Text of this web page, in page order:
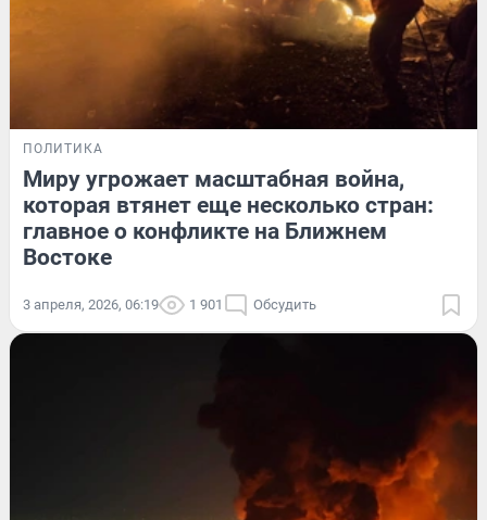
ПОЛИТИКА
Миру угрожает масштабная война,
которая втянет еще несколько стран:
главное о конфликте на Ближнем
Востоке
3 апреля, 2026, 06:19 1 901 Обсудить